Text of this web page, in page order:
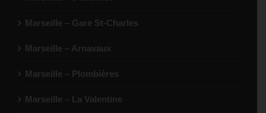
Marseille – Gare St-Charles
Marseille – Arnavaux
Marseille – Plombières
Marseille – La Valentine